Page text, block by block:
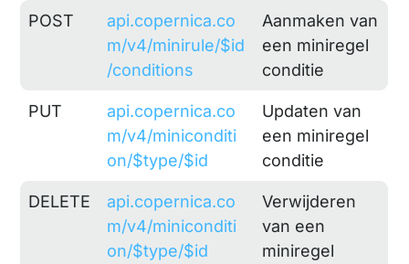
POST
api.copernica.co
m/v4/minirule/$id
/conditions
Aanmaken van
een miniregel
conditie
PUT
api.copernica.co
m/v4/miniconditi
on/$type/$id
Updaten van
een miniregel
conditie
DELETE
api.copernica.co
m/v4/miniconditi
on/$type/$id
Verwijderen
van een
miniregel